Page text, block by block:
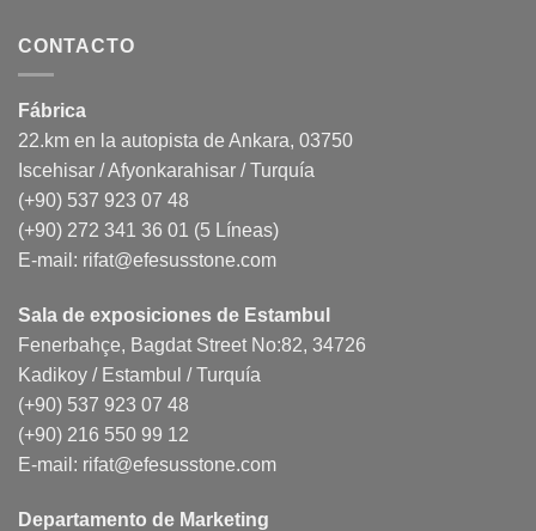
CONTACTO
Fábrica
22.km en la autopista de Ankara, 03750
Iscehisar / Afyonkarahisar / Turquía
(+90) 537 923 07 48
(+90) 272 341 36 01 (5 Líneas)
E-mail: rifat@efesusstone.com
Sala de exposiciones de Estambul
Fenerbahçe, Bagdat Street No:82, 34726
Kadikoy / Estambul / Turquía
(+90) 537 923 07 48
(+90) 216 550 99 12
E-mail: rifat@efesusstone.com
Departamento de Marketing